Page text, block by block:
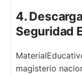
4.
Seguridad
magisterio